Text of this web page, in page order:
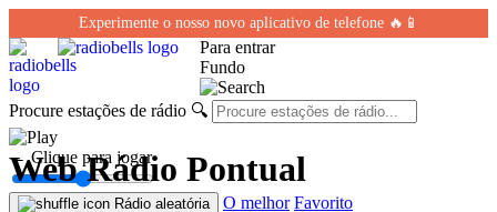
Experimente o nosso novo aplicativo de telefone 🔥📱
Para entrar
Fundo
Procure estações de rádio 🔍
← Clique para jogar
Rádio aleatória O melhor Favorito
Web Rádio Pontual